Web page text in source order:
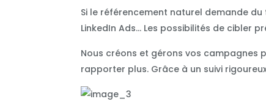
Si le référencement naturel demande
LinkedIn Ads… Les possibilités de cibler
Nous créons et gérons vos campagnes
rapporter plus. Grâce à un suivi